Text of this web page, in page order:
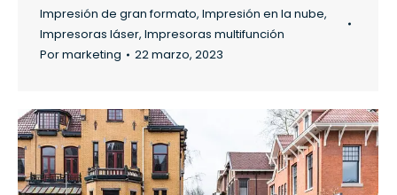
Impresión de gran formato, Impresión en la nube,
Impresoras láser, Impresoras multifunción
Pormarketing 22 marzo, 2023